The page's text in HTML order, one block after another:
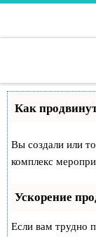
Как
Вы создали или
комплекс
Ускорение
Если вам трудно